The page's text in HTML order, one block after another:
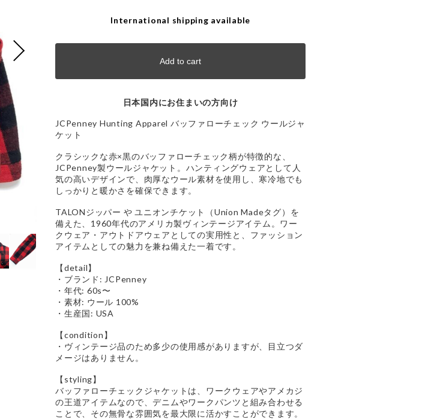
International shipping available
Add to cart
日本国内にお住まいの方向け
JCPenney Hunting Apparel バッファローチェック ウールジャ
ケット
クラシックな赤×黒のバッファローチェック柄が特徴的な、
JCPenney製ウールジャケット。ハンティングウェアとして人
気の高いデザインで、肉厚なウール素材を使用し、寒冷地でも
しっかりと暖かさを確保できます。
TALONジッパー や ユニオンチケット（Union Madeタグ）を
備えた、1960年代のアメリカ製ヴィンテージアイテム。ワー
クウェア・アウトドアウェアとしての実用性と、ファッション
アイテムとしての魅力を兼ね備えた一着です。
【detail】
・ブランド: JCPenney
・年代: 60s〜
・素材: ウール 100%
・生産国: USA
【condition】
・ヴィンテージ品のため多少の使用感がありますが、目立つダ
メージはありません。
【styling】
バッファローチェックジャケットは、ワークウェアやアメカジ
の王道アイテムなので、デニムやワークパンツと組み合わせる
ことで、その無骨な雰囲気を最大限に活かすことができます。